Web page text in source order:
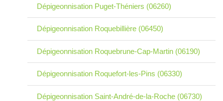
Dépigeonnisation Puget-Théniers (06260)
Dépigeonnisation Roquebillière (06450)
Dépigeonnisation Roquebrune-Cap-Martin (06190)
Dépigeonnisation Roquefort-les-Pins (06330)
Dépigeonnisation Saint-André-de-la-Roche (06730)